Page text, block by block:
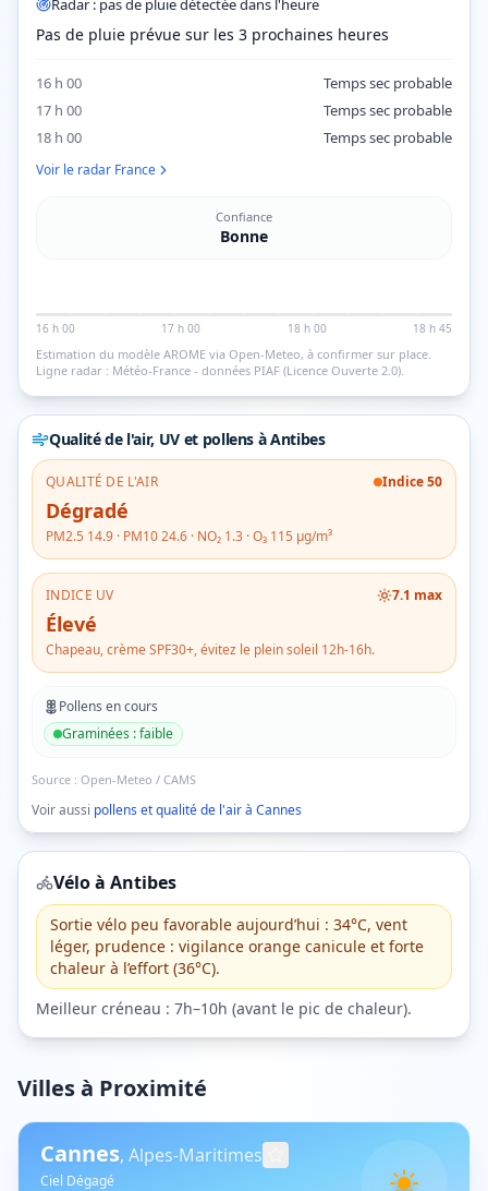
Radar : pas de pluie détectée dans l'heure
Pas de pluie prévue sur les 3 prochaines heures
16 h 00
Temps sec probable
17 h 00
Temps sec probable
18 h 00
Temps sec probable
Voir le radar France
Confiance
Bonne
16 h 00 17 h 00 18 h 00 18 h 45
Estimation du modèle AROME via Open-Meteo, à confirmer sur place.
Ligne radar : Météo-France - données PIAF (Licence Ouverte 2.0).
Qualité de l'air, UV et pollens à Antibes
QUALITÉ DE L'AIR Indice50
Dégradé
PM2.5 14.9 · PM1024.6 · NO₂ 1.3 · O₃ 115 µg/m³
INDICE UV 7.1 max
Élevé
Chapeau, crème SPF30+, évitez le plein soleil 12h-16h.
Pollens en cours
Graminées :faible
Source : Open-Meteo / CAMS
Voir aussi pollens et qualité de l'air à Cannes
Vélo à Antibes
Sortie vélo peu favorable aujourd’hui : 34°C, vent
léger, prudence : vigilance orange canicule et forte
chaleur à l’effort (36°C).
Meilleur créneau : 7h–10h (avant le pic de chaleur).
Villes à Proximité
Cannes, Alpes-Maritimes
Ciel Dégagé